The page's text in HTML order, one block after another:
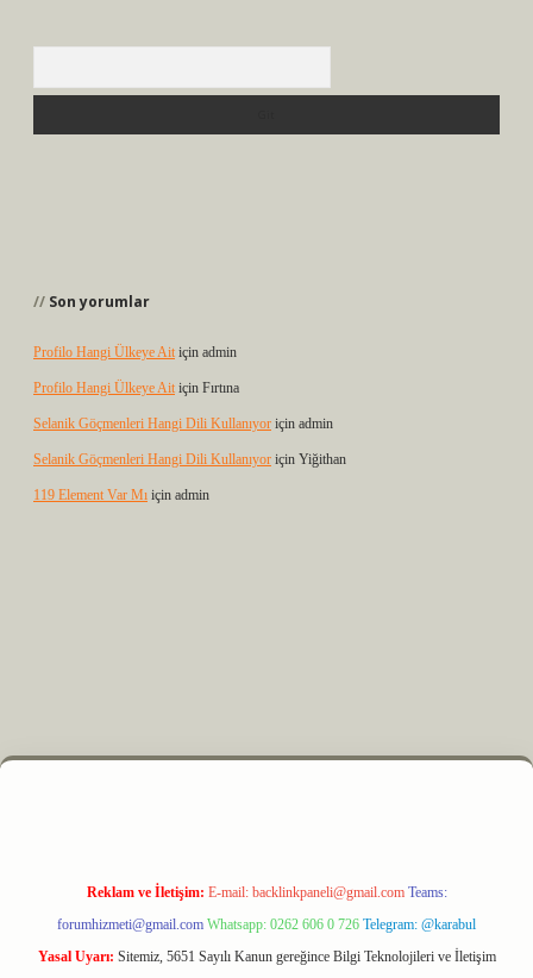
Son yorumlar
Profilo Hangi Ülkeye Ait için admin
Profilo Hangi Ülkeye Ait için Fırtına
Selanik Göçmenleri Hangi Dili Kullanıyor için admin
Selanik Göçmenleri Hangi Dili Kullanıyor için Yiğithan
119 Element Var Mı için admin
m elexbet
Reklam ve İletişim: E-mail: backlinkpaneli@gmail.com Teams:
forumhizmeti@gmail.com Whatsapp: 0262 606 0 726 Telegram: @karabul
Yasal Uyarı: Sitemiz, 5651 Sayılı Kanun gereğince Bilgi Teknolojileri ve İletişim